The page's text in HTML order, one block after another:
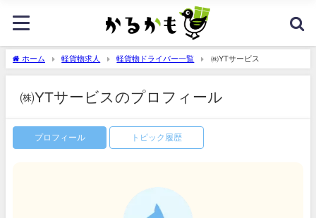
ホーム 軽貨物求人 軽貨物ドライバー一覧 ㈱YTサービス
㈱YTサービスのプロフィール
プロフィール トピック履歴